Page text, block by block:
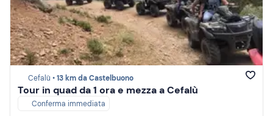
Cefalù •13 km da Castelbuono
Tour in quad da 1 ora e mezza a Cefalù
Conferma immediata